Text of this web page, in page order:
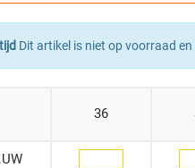
Dit artikel is niet op voorraad
36